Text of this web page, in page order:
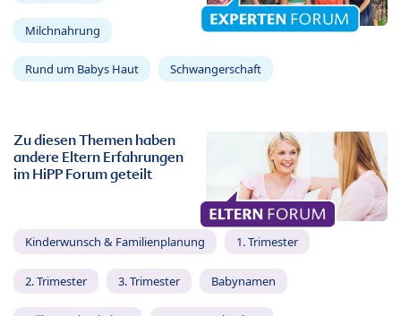
Milchnahrung
Rund um Babys Haut Schwangerschaft
Zu diesen Themen haben
andere Eltern Erfahrungen
im HiPP Forum geteilt
Kinderwunsch & Familienplanung 1. Trimester
2. Trimester 3. Trimester Babynamen